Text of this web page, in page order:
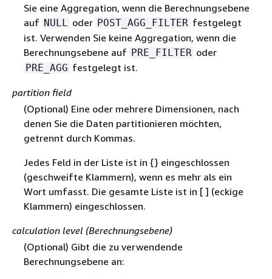
Sie eine Aggregation, wenn die Berechnungsebene
auf NULL oder POST_AGG_FILTER festgelegt
ist. Verwenden Sie keine Aggregation, wenn die
Berechnungsebene auf PRE_FILTER oder
PRE_AGG festgelegt ist.
partition field
(Optional) Eine oder mehrere Dimensionen, nach
denen Sie die Daten partitionieren möchten,
getrennt durch Kommas.
Jedes Feld in der Liste ist in {} eingeschlossen
(geschweifte Klammern), wenn es mehr als ein
Wort umfasst. Die gesamte Liste ist in [ ] (eckige
Klammern) eingeschlossen.
calculation level (Berechnungsebene)
(Optional) Gibt die zu verwendende
Berechnungsebene an: